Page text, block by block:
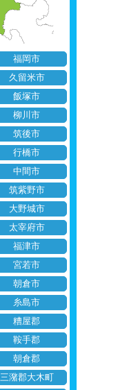
福岡市
久留米市
飯塚市
柳川市
筑後市
行橋市
中間市
筑紫野市
大野城市
太宰府市
福津市
宮若市
朝倉市
糸島市
糟屋郡
鞍手郡
朝倉郡
三潴郡大木町